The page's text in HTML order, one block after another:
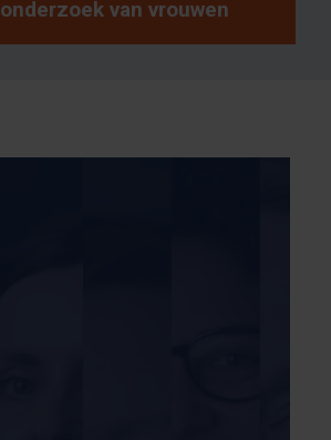
onderzoek van vrouwen